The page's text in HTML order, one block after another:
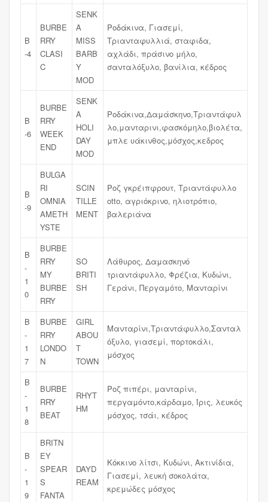
B
-4
BURBE
RRY
CLASI
C
SENK
A
MISS
BARB
Y
MOD
Ροδάκινα, Γιασεμί,
Τριανταφυλλιά, σταφιδα,
αχλάδι, πράσινο μήλο,
σανταλόξυλο, βανίλια, κέδρος
B
-6
BURBE
RRY
WEEK
END
SENK
A
HOLI
DAY
MOD
Ροδάκινα,Δαμάσκηνο,Τριαντάφυλ
λο,μανταρινι,φασκόμηλο,βιολέτα,
μπλε υάκινθος,μόσχος,κεδρος
B
-9
BULGA
RI
OMNIA
AMETH
YSTE
SCIN
TILLE
MENT
Ροζ γκρέιπφρουτ, Τριαντάφυλλο
otto, αγριόκρινο, ηλιοτρόπιο,
βαλεριάνα
B
-
1
0
BURBE
RRY
MY
BURBE
RRY
SO
BRITI
SH
Λάθυρος, Δαμασκηνό
τριαντάφυλλο, Φρέζια, Κυδώνι,
Γεράνι, Περγαμότο, Μανταρίνι
B
-
1
7
BURBE
RRY
LONDO
N
GIRL
ABOU
T
TOWN
Μανταρίνι,Τριαντάφυλλο,Σανταλ
όξυλο, γιασεμί, πορτοκάλι,
μόσχος
B
-
1
8
BURBE
RRY
BEAT
RHYT
HM
Ροζ πιπέρι, μανταρίνι,
περγαμόντο,κάρδαμο, Ίρις, λευκός
μόσχος, τσάι, κέδρος
B
-
1
9
BRITN
EY
SPEAR
S
FANTA
DAYD
REAM
Κόκκινο λίτσι, Κυδώνι, Ακτινίδια,
Γιασεμί, λευκή σοκολάτα,
κρεμώδες μόσχος